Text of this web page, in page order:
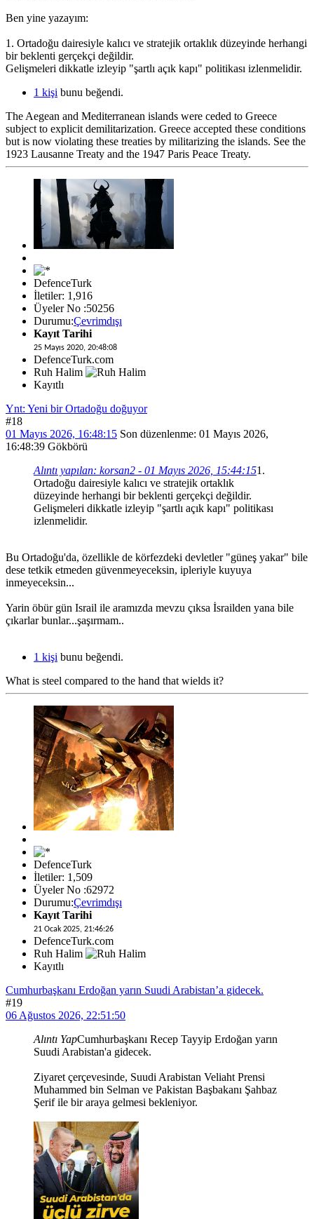
Ben yine yazayım:
1. Ortadoğu dairesiyle kalıcı ve stratejik ortaklık düzeyinde herhangi
bir beklenti gerçekçi değildir.
Gelişmeleri dikkatle izleyip "şartlı açık kapı" politikası izlenmelidir.
1 kişi bunu beğendi.
The Aegean and Mediterranean islands were ceded to Greece
subject to explicit demilitarization. Greece accepted these conditions
but is now violating these treaties by militarizing the islands. See the
1923 Lausanne Treaty and the 1947 Paris Peace Treaty.
DefenceTurk
İletiler: 1,916
Üyeler No :50256
Durumu:Çevrimdışı
Kayıt Tarihi
25 Mayıs 2020, 20:48:08
DefenceTurk.com
Ruh Halim
Kayıtlı
Ynt: Yeni bir Ortadoğu doğuyor
#18
01 Mayıs 2026, 16:48:15 Son düzenlenme: 01 Mayıs 2026,
16:48:39 Gökbörü
Alıntı yapılan: korsan2 - 01 Mayıs 2026, 15:44:151.
Ortadoğu dairesiyle kalıcı ve stratejik ortaklık
düzeyinde herhangi bir beklenti gerçekçi değildir.
Gelişmeleri dikkatle izleyip "şartlı açık kapı" politikası
izlenmelidir.
Bu Ortadoğu'da, özellikle de körfezdeki devletler "güneş yakar" bile
dese tetkik etmeden güvenmeyeceksin, ipleriyle kuyuya
inmeyeceksin...
Yarin öbür gün Israil ile aramızda mevzu çıksa İsrailden yana bile
çıkarlar bunlar...şaşırmam..
1 kişi bunu beğendi.
What is steel compared to the hand that wields it?
DefenceTurk
İletiler: 1,509
Üyeler No :62972
Durumu:Çevrimdışı
Kayıt Tarihi
21 Ocak 2025, 21:46:26
DefenceTurk.com
Ruh Halim
Kayıtlı
Cumhurbaşkanı Erdoğan yarın Suudi Arabistan’a gidecek.
#19
06 Ağustos 2026, 22:51:50
Alıntı YapCumhurbaşkanı Recep Tayyip Erdoğan yarın
Suudi Arabistan'a gidecek.
Ziyaret çerçevesinde, Suudi Arabistan Veliaht Prensi
Muhammed bin Selman ve Pakistan Başbakanı Şahbaz
Şerif ile bir araya gelmesi bekleniyor.